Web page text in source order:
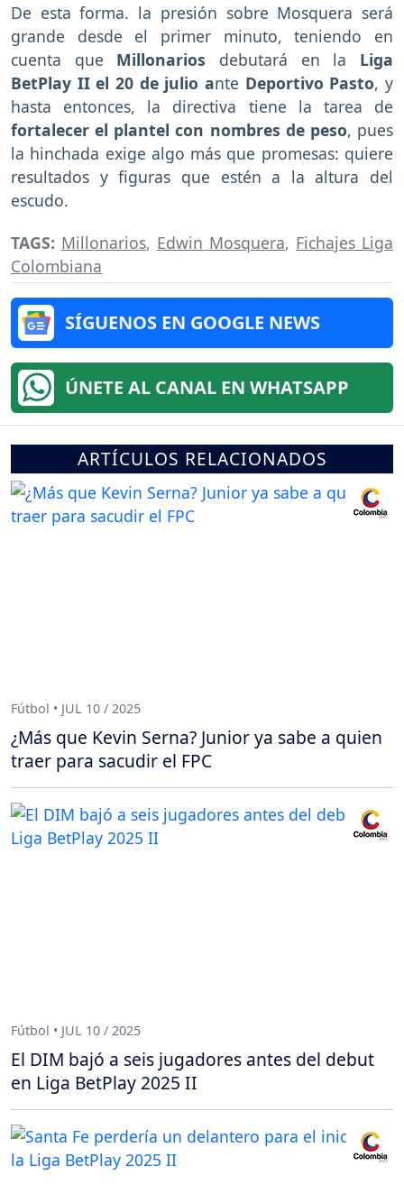
De esta forma. la presión sobre Mosquera será
grande desde el primer minuto, teniendo en
cuenta que Millonarios debutará en la Liga
BetPlay II el 20 de julio ante Deportivo Pasto, y
hasta entonces, la directiva tiene la tarea de
fortalecer el plantel con nombres de peso, pues
la hinchada exige algo más que promesas: quiere
resultados y figuras que estén a la altura del
escudo.
TAGS: Millonarios, Edwin Mosquera, Fichajes Liga
Colombiana
SÍGUENOS EN GOOGLE NEWS
ÚNETE AL CANAL EN WHATSAPP
ARTÍCULOS RELACIONADOS
Fútbol • JUL 10 / 2025
¿Más que Kevin Serna? Junior ya sabe a quien
traer para sacudir el FPC
Fútbol • JUL 10 / 2025
El DIM bajó a seis jugadores antes del debut
en Liga BetPlay 2025 II